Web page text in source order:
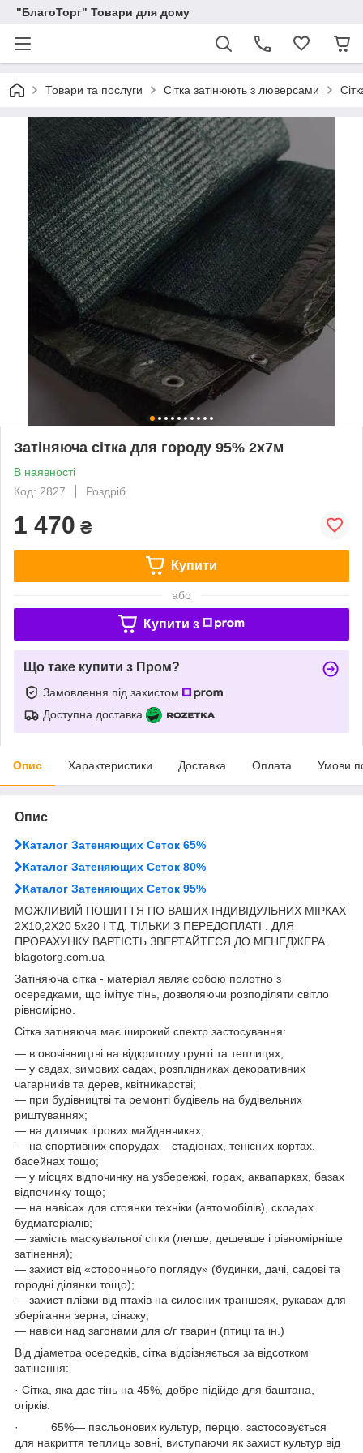
"БлагоТорг" Товари для дому
Товари та послуги Сітка затінюють з люверсами
Затіняюча сітка для городу 95% 2х7м
В наявності
Код: 2827
Роздріб
1 470 ₴
Купити
або
Купити з
Що таке купити з Пром?
Замовлення під захистом
Доступна доставка
Опис Характеристики Доставка Оплата Умови
Опис
Каталог Затеняющих Сеток 65%
Каталог Затеняющих Сеток 80%
Каталог Затеняющих Сеток 95%
МОЖЛИВИЙ ПОШИТТЯ ПО ВАШИХ ІНДИВІДУЛЬНИХ МІРКАХ
2Х10,2Х20 5х20 І ТД. ТІЛЬКИ З ПЕРЕДОПЛАТІ . ДЛЯ
ПРОРАХУНКУ ВАРТІСТЬ ЗВЕРТАЙТЕСЯ ДО МЕНЕДЖЕРА.
blagotorg.com.ua
Затіняюча сітка - матеріал являє собою полотно з
осередками, що імітує тінь, дозволяючи розподіляти світло
рівномірно.
Сітка затіняюча має широкий спектр застосування:
― в овочівництві на відкритому грунті та теплицях;
― у садах, зимових садах, розплідниках декоративних
чагарників та дерев, квітникарстві;
― при будівництві та ремонті будівель на будівельних
риштуваннях;
― на дитячих ігрових майданчиках;
― на спортивних спорудах – стадіонах, тенісних кортах,
басейнах тощо;
― у місцях відпочинку на узбережжі, горах, аквапарках, базах
відпочинку тощо;
― на навісах для стоянки техніки (автомобілів), складах
будматеріалів;
― замість маскувальної сітки (легше, дешевше і рівномірніше
затінення);
― захист від «стороннього погляду» (будинки, дачі, садові та
городні ділянки тощо);
― захист плівки від птахів на силосних траншеях, рукавах для
зберігання зерна, сінажу;
― навіси над загонами для с/г тварин (птиці та ін.)
Від діаметра осередків, сітка відрізняється за відсотком
затінення:
· Сітка, яка дає тінь на 45%, добре підійде для баштана,
огірків.
· 65%— пасльонових культур, перцю. застосовується
для накриття теплиць зовні, виступаючи як захист культур від